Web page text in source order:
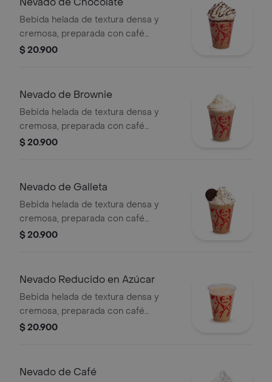
Bebida helada de textura densa y
cremosa, preparada con café
espresso, chocolate, mezcla láctea,
$ 20.900
Nevado de Brownie
Bebida helada de textura densa y
cremosa, preparada con café
espresso, brownie triturado, mezcla
$ 20.900
Nevado de Galleta
Bebida helada de textura densa y
cremosa, preparada con café
espresso, galleta oreo, mezcla láctea,
$ 20.900
Nevado Reducido en Azúcar
Bebida helada de textura densa y
cremosa, preparada con café
espresso, mezcla láctea reducida en
$ 20.900
Nevado de Café